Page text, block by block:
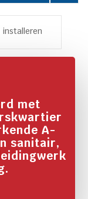
met
A-
sanitair,